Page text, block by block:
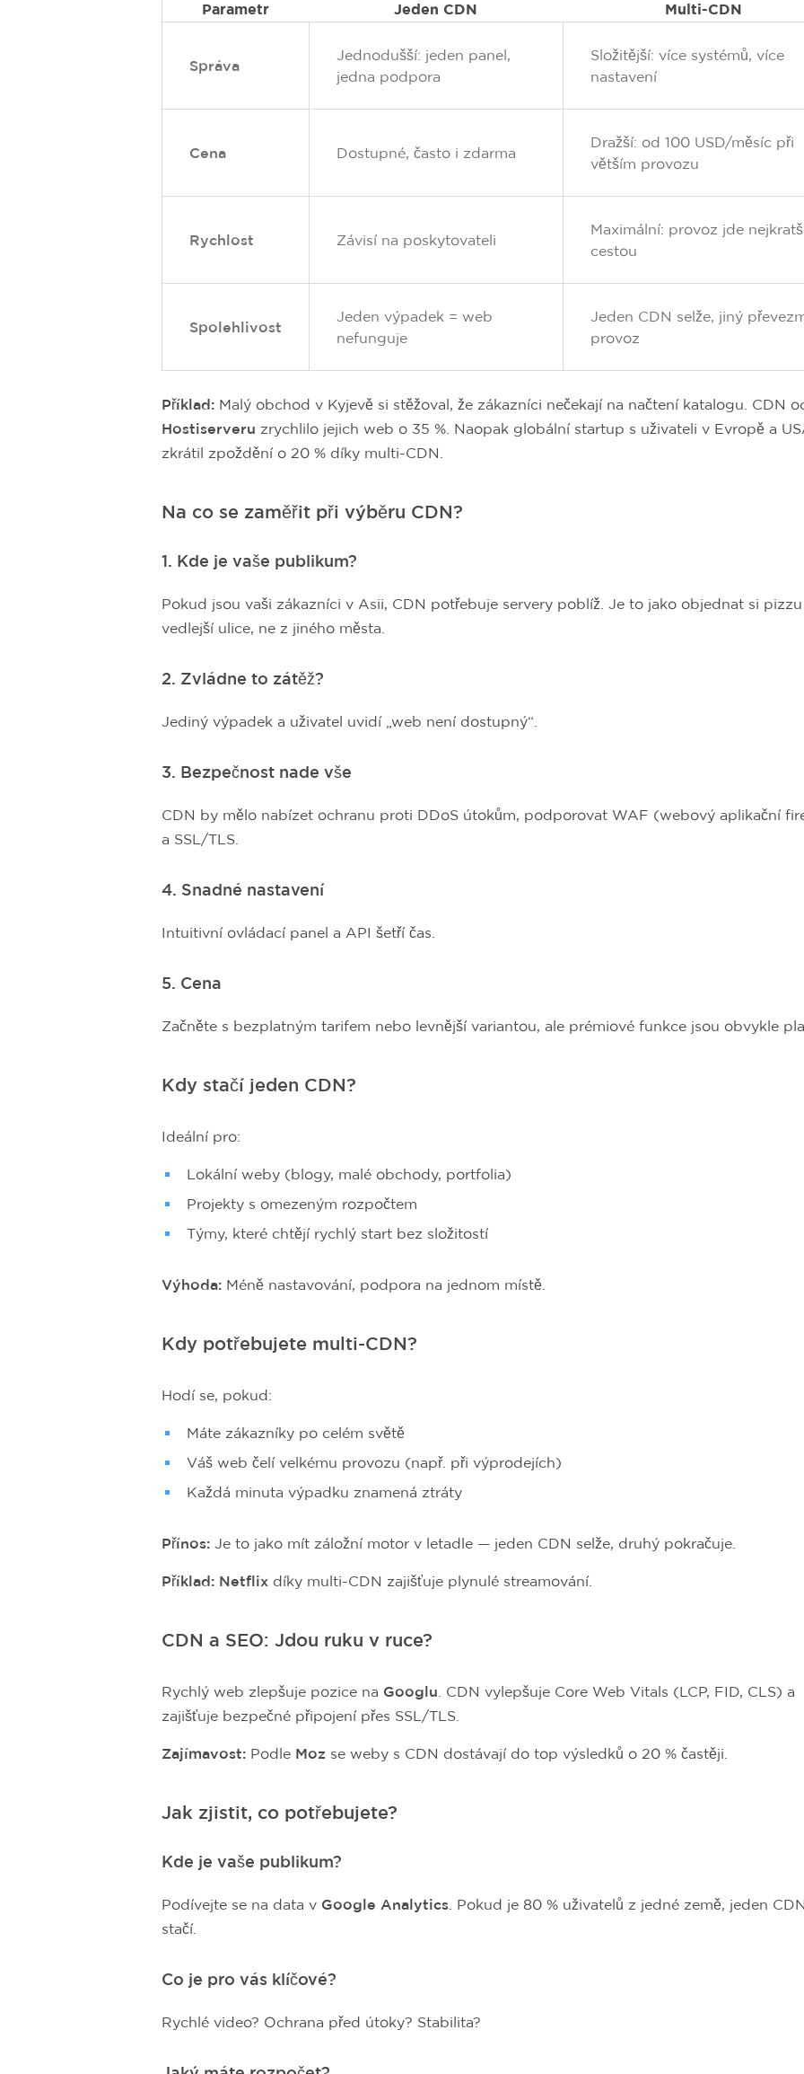
Parametr Jeden CDN Multi-CDN
Správa
Jednodušší: jeden panel,
jedna podpora
Složitější: více systémů, více
nastavení
Cena Dostupné, často i zdarma
Dražší: od 100 USD/měsíc při
větším provozu
Rychlost Závisí na poskytovateli
Maximální: provoz jde
cestou
Spolehlivost
Jeden výpadek = web
nefunguje
Jeden CDN selže, jiný
provoz
Příklad: Malý obchod v Kyjevě si stěžoval, že zákazníci nečekají na načtení katalogu. CDN
Hostiserveru zrychlilo jejich web o 35 %. Naopak globální startup s uživateli v Evropě a
zkrátil zpoždění o 20 % díky multi-CDN.
Na co se zaměřit při výběru CDN?
1. Kde je vaše publikum?
Pokud jsou vaši zákazníci v Asii, CDN potřebuje servery poblíž. Je to jako objednat si
vedlejší ulice, ne z jiného města.
2. Zvládne to zátěž?
Jediný výpadek a uživatel uvidí „web není dostupný“.
3. Bezpečnost nade vše
CDN by mělo nabízet ochranu proti DDoS útokům, podporovat WAF (webový aplikační
a SSL/TLS.
4. Snadné nastavení
Intuitivní ovládací panel a API šetří čas.
5. Cena
Začněte s bezplatným tarifem nebo levnější variantou, ale prémiové funkce jsou obvykle
Kdy stačí jeden CDN?
Ideální pro:
Lokální weby (blogy, malé obchody, portfolia)
Projekty s omezeným rozpočtem
Týmy, které chtějí rychlý start bez složitostí
Výhoda: Méně nastavování, podpora na jednom místě.
Kdy potřebujete multi-CDN?
Hodí se, pokud:
Máte zákazníky po celém světě
Váš web čelí velkému provozu (např. při výprodejích)
Každá minuta výpadku znamená ztráty
Přínos: Je to jako mít záložní motor v letadle — jeden CDN selže, druhý pokračuje.
Příklad: Netflix díky multi-CDN zajišťuje plynulé streamování.
CDN a SEO: Jdou ruku v ruce?
Rychlý web zlepšuje pozice na Googlu . CDN vylepšuje Core Web Vitals (LCP, FID, CLS) a
zajišťuje bezpečné připojení přes SSL/TLS.
Zajímavost: Podle Moz se weby s CDN dostávají do top výsledků o 20 % častěji.
Jak zjistit, co potřebujete?
Kde je vaše publikum?
Podívejte se na data v Google Analytics . Pokud je 80 % uživatelů z jedné země, jeden CDN
stačí.
Co je pro vás klíčové?
Rychlé video? Ochrana před útoky? Stabilita?